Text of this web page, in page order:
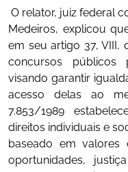
O relator, juiz federal
Medeiros, explicou
em seu artigo 37, VIII,
concursos públicos
visando garantir
acesso delas ao
7.853/1989
direitos individuais e
baseado em valores
oportunidades,